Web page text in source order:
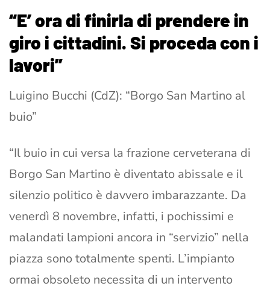
“E’ ora di finirla di prendere in
giro i cittadini. Si proceda con i
lavori”
Luigino Bucchi (CdZ): “Borgo San Martino al
buio”
“Il buio in cui versa la frazione cerveterana di
Borgo San Martino è diventato abissale e il
silenzio politico è davvero imbarazzante. Da
venerdì 8 novembre, infatti, i pochissimi e
malandati lampioni ancora in “servizio” nella
piazza sono totalmente spenti. L’impianto
ormai obsoleto necessita di un intervento